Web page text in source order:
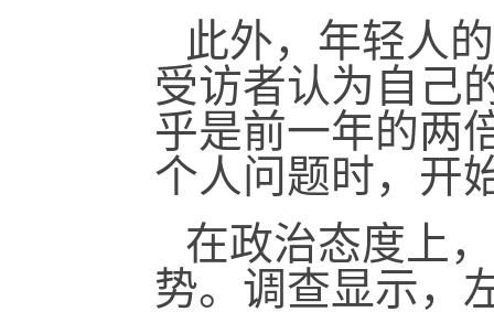
此外，年轻人
受访者认为自己
乎是前一年的两
个人问题时，开
在政治态度上
势。调查显示，